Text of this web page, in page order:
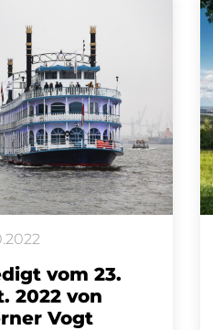
vom 23.
2022 von
Vogt